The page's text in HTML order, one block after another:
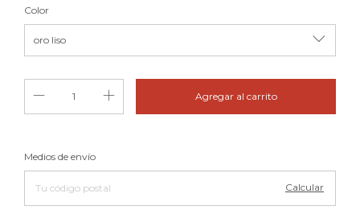
Color
Entregas para el CP:
Medios de envío
Calcular